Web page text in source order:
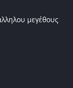
μεγέθους